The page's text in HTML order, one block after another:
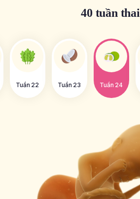
40 tuần thai
Tuần 22 Tuần 23 Tuần 24